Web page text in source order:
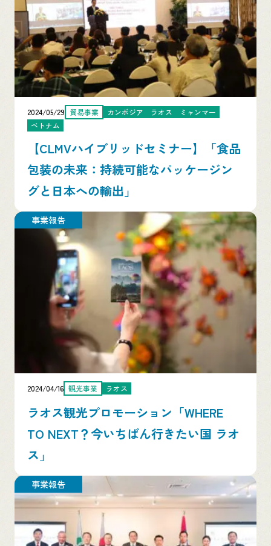
2024/05/29 貿易事業 カンボジア ラオス
ミャンマー
ベトナム
【CLMVハイブリッドセミナー】「食品
包装の未来：持続可能なパッケージン
グと日本への輸出」
事業報告
2024/04/16 観光事業 ラオス
ラオス観光プロモーション「WHERE
TO NEXT？今いちばん行きたい国 ラオ
ス」
事業報告